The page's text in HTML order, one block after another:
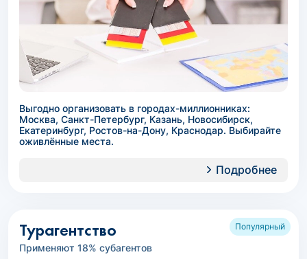
Выгодно организовать в городах-миллионниках:
Москва, Санкт-Петербург, Казань, Новосибирск,
Екатеринбург, Ростов-на-Дону, Краснодар. Выбирайте
оживлённые места.
Подробнее
Турагентство Популярный
Применяют 18% субагентов